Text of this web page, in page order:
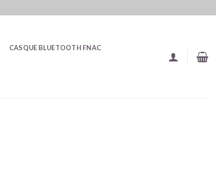
CASQUE BLUETOOTH FNAC